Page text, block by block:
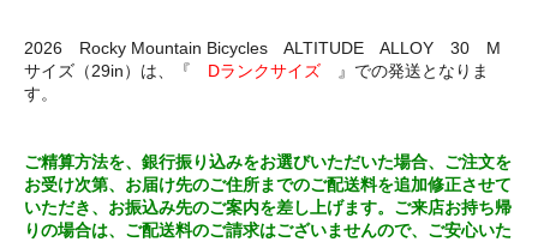
2026 Rocky Mountain Bicycles ALTITUDE ALLOY 30 M
サイズ（29in）は、『 Dランクサイズ 』での発送となりま
す。
ご精算方法を、銀行振り込みをお選びいただいた場合、ご注文を
お受け次第、お届け先のご住所までのご配送料を追加修正させて
いただき、お振込み先のご案内を差し上げます。ご来店お持ち帰
りの場合は、ご配送料のご請求はございませんので、ご安心いた